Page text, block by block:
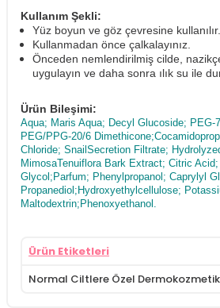
Kullanım Şekli:
Yüz boyun ve göz çevresine kullanılır.
Kullanmadan önce çalkalayınız.
Önceden nemlendirilmiş cilde,
uygulayın ve daha sonra ılık su ile
Ürün Bileşimi:
Aqua; Maris Aqua; Decyl Glucoside; PEG-
PEG/PPG-20/6
Chloride; SnailSecretion Filtrate;
MimosaTenuiflora Bark Extract; Citric
Glycol;Parfum; Phenylpropanol; Caprylyl
Propanediol;Hydroxyethylcellulose;
Maltodextrin;Phenoxyethanol.
Ürün Etiketleri
Normal Ciltlere Özel